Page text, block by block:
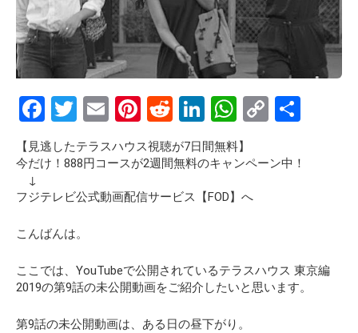
F
a
ce
b
o
o
k
T
wi
tt
er
E
m
ail
Pi
nt
er
es
t
R
e
d
di
t
Li
n
ke
dI
n
W
h
at
p
C
py
【見逃したテラスハウス視聴が7日間無料】
今だけ！888円コースが2週間無料のキャンペーン中！
↓
フジテレビ公式動画配信サービス【FOD】へ
こんばんは。
ここでは、YouTubeで公開されているテラスハウス 東京編
2019の第9話の未公開動画をご紹介したいと思います。
第9話の未公開動画は、ある日の昼下がり。